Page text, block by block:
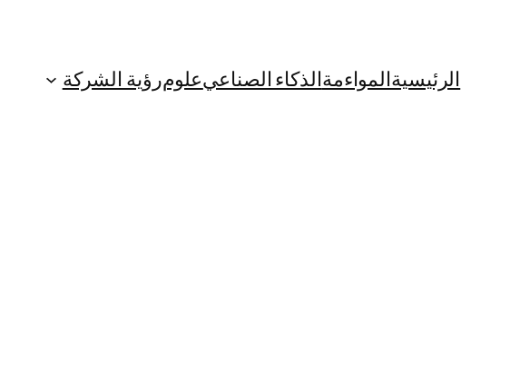
الرئيسيةالمواءمةالذكاء الصناعيعلومرؤية الشركة